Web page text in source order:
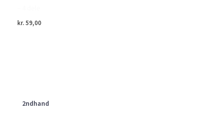
2ndhand
kr.59,00